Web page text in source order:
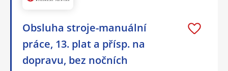
Obsluha stroje-manuální
práce, 13. plat a přísp. na
dopravu, bez nočních